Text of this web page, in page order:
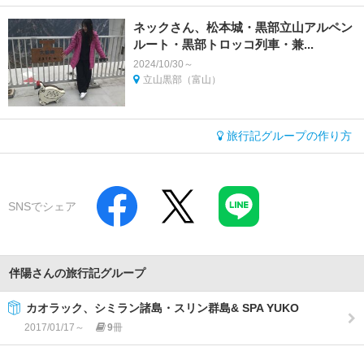
ネックさん、松本城・黒部立山アルペン
ルート・黒部トロッコ列車・兼...
2024/10/30～
立山黒部（富山）
旅行記グループの作り方
SNSでシェア
伴陽さんの旅行記グループ
カオラック、シミラン諸島・スリン群島& SPA YUKO
2017/01/17～ 9冊